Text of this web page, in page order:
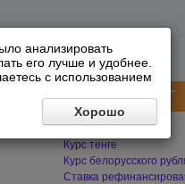
анализировать
его лучше и удобнее.
с использованием
Хорошо
ФИНАНСЫ СНГ
Курс гривны
Курс тенге
Курс белорусского
Ставка